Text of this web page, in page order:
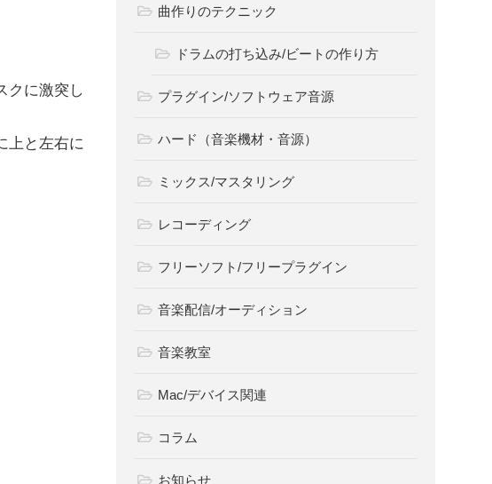
クに激突し
上と左右に
曲作りのテクニック
ドラムの打ち込み/ビートの作り方
プラグイン/ソフトウェア音源
ハード（音楽機材・音源）
ミックス/マスタリング
レコーディング
フリーソフト/フリープラグイン
音楽配信/オーディション
音楽教室
Mac/デバイス関連
コラム
お知らせ